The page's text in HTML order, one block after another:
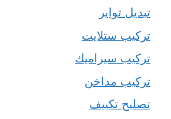
تبديل تواير
تركيب ستلايت
تركيب سيراميك
تركيب مداخن
تصليح تكييف